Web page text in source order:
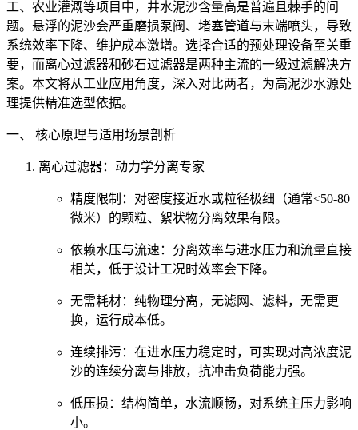
工、农业灌溉等项目中，井水泥沙含量高是普遍且棘手的问
题。悬浮的泥沙会严重磨损泵阀、堵塞管道与末端喷头，导致
系统效率下降、维护成本激增。选择合适的预处理设备至关重
要，而离心过滤器和砂石过滤器是两种主流的一级过滤解决方
案。本文将从工业应用角度，深入对比两者，为高泥沙水源处
理提供精准选型依据。
一、 核心原理与适用场景剖析
离心过滤器：动力学分离专家
精度限制：对密度接近水或粒径极细（通常<50-80
微米）的颗粒、絮状物分离效果有限。
依赖水压与流速：分离效率与进水压力和流量直接
相关，低于设计工况时效率会下降。
无需耗材：纯物理分离，无滤网、滤料，无需更
换，运行成本低。
连续排污：在进水压力稳定时，可实现对高浓度泥
沙的连续分离与排放，抗冲击负荷能力强。
低压损：结构简单，水流顺畅，对系统主压力影响
小。